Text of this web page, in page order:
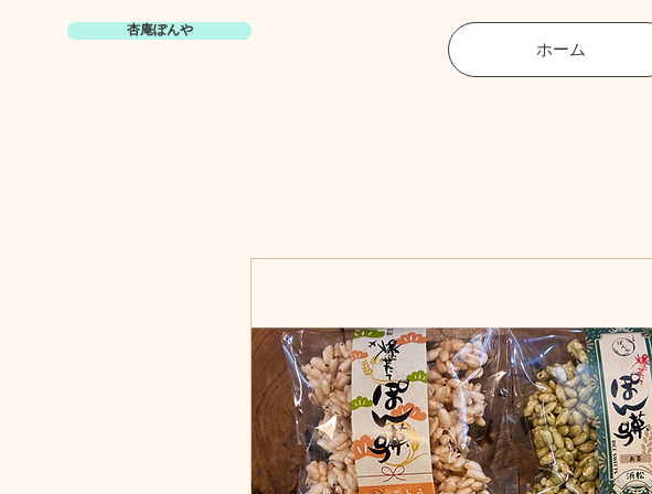
杏庵ぽんや
ホーム